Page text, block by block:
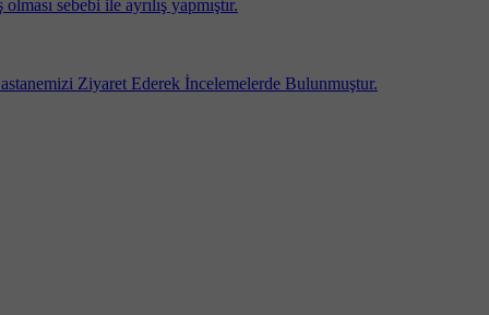
sebebi ile ayrılış yapmıştır.
Ziyaret Ederek İncelemelerde Bulunmuştur.